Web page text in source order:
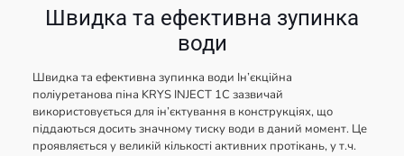
Швидка та ефективна зупинка
води
Швидка та ефективна зупинка води Ін’єкційна
поліуретанова піна KRYS INJECT 1C зазвичай
використовується для ін’єктування в конструкціях, що
піддаються досить значному тиску води в даний момент. Це
проявляється у великій кількості активних протікань, у т.ч.